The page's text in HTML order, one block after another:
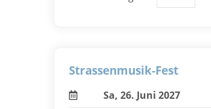
Strassenmusik-Fest
Sa, 26. Juni 2027